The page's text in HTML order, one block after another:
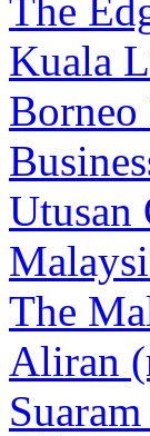
The
Kuala
Borneo
Utusan
The
Aliran